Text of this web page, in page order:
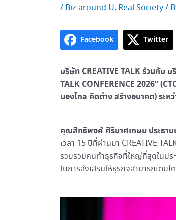
/ Biz around U, Real Society/
Facebook Twitter
บริษัท CREATIVE TALK ร่วมกับ
TALK CONFERENCE 2026”
มองไกล คิดต่าง สร้างอนาคต) ระ
คุณสิทธิพงศ์ ศิริมาศเกษม ประธาน
เวลา 15 ปีที่ผ่านมา CREATIVE
รวบรวมคนทำธุรกิจที่ใหญ่ที่สุดในปร
ในการส่งเสริมให้ธุรกิจสามารถเติบ